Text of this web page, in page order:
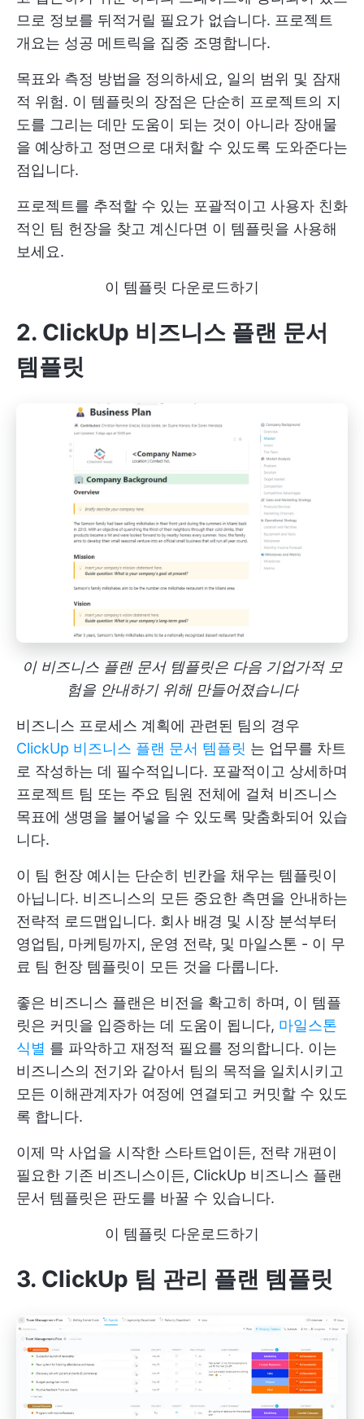
므로 정보를 뒤적거릴 필요가 없습니다. 프로젝트
개요는 성공 메트릭을 집중 조명합니다.
목표와 측정 방법을 정의하세요, 일의 범위 및 잠재
적 위험. 이 템플릿의 장점은 단순히 프로젝트의 지
도를 그리는 데만 도움이 되는 것이 아니라 장애물
을 예상하고 정면으로 대처할 수 있도록 도와준다는
점입니다.
프로젝트를 추적할 수 있는 포괄적이고 사용자 친화
적인 팀 헌장을 찾고 계신다면 이 템플릿을 사용해
보세요.
이 템플릿 다운로드하기
2. ClickUp 비즈니스 플랜 문서
템플릿
이 비즈니스 플랜 문서 템플릿은 다음 기업가적 모
험을 안내하기 위해 만들어졌습니다
비즈니스 프로세스 계획에 관련된 팀의 경우
ClickUp 비즈니스 플랜 문서 템플릿 는 업무를 차트
로 작성하는 데 필수적입니다. 포괄적이고 상세하며
프로젝트 팀 또는 주요 팀원 전체에 걸쳐 비즈니스
목표에 생명을 불어넣을 수 있도록 맞춤화되어 있습
니다.
이 팀 헌장 예시는 단순히 빈칸을 채우는 템플릿이
아닙니다. 비즈니스의 모든 중요한 측면을 안내하는
전략적 로드맵입니다. 회사 배경 및 시장 분석부터
영업팀, 마케팅까지, 운영 전략, 및 마일스톤 - 이 무
료 팀 헌장 템플릿이 모든 것을 다룹니다.
좋은 비즈니스 플랜은 비전을 확고히 하며, 이 템플
릿은 커밋을 입증하는 데 도움이 됩니다, 마일스톤
식별 를 파악하고 재정적 필요를 정의합니다. 이는
비즈니스의 전기와 같아서 팀의 목적을 일치시키고
모든 이해관계자가 여정에 연결되고 커밋할 수 있도
록 합니다.
이제 막 사업을 시작한 스타트업이든, 전략 개편이
필요한 기존 비즈니스이든, ClickUp 비즈니스 플랜
문서 템플릿은 판도를 바꿀 수 있습니다.
이 템플릿 다운로드하기
3. ClickUp 팀 관리 플랜 템플릿